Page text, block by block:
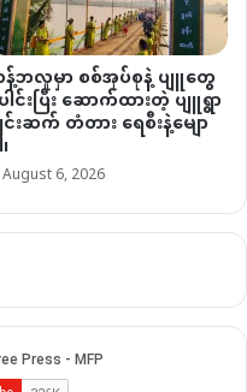
ဘလူမှာ စစ်အုပ်စုနဲ့ ပျူတွေ
ါင်းပြီး ဆောက်ထားတဲ့ ပျူရွာ
င်းဆက် တံတား ရေစီးနဲ့မျော
August 6, 2026